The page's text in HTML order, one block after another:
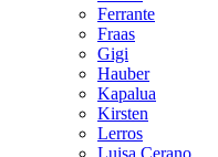
Ferrante
Fraas
Gigi
Hauber
Kapalua
Kirsten
Lerros
Luisa Cerano